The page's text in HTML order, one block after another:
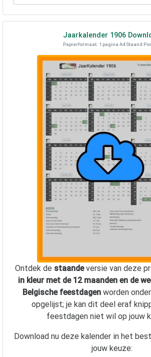
Jaarkalender 1906
Papierformaat: 1 pagina A4 Staand
Ontdek de staandeversie van deze
in kleur met de 12 maanden en de
Belgische feestdagenworden
opgelijst; je kan dit deel eraf
feestdagen niet wil op jouw
Download nu deze kalender in het
jouw keuze: